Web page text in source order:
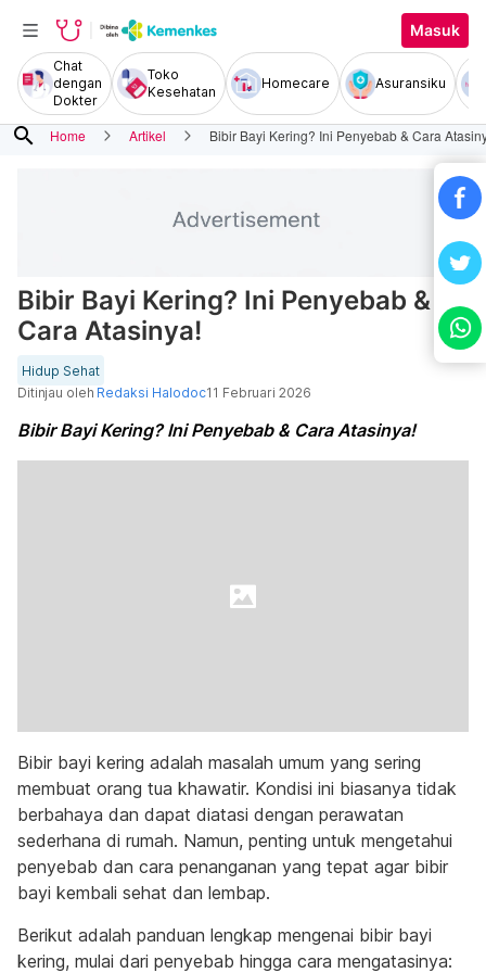
Masuk
Chat
dengan
Dokter
Toko
Kesehatan
Homecare Asuransiku
search Home Artikel Bibir Bayi Kering? Ini Penyebab & Cara
Bibir Bayi Kering? Ini Penyebab &
Cara Atasinya!
Hidup Sehat
Ditinjau oleh Redaksi Halodoc11 Februari 2026
Bibir Bayi Kering? Ini Penyebab & Cara Atasinya!
Bibir bayi kering adalah masalah umum yang sering
membuat orang tua khawatir. Kondisi ini biasanya tidak
berbahaya dan dapat diatasi dengan perawatan
sederhana di rumah. Namun, penting untuk mengetahui
penyebab dan cara penanganan yang tepat agar bibir
bayi kembali sehat dan lembap.
Berikut adalah panduan lengkap mengenai bibir bayi
kering, mulai dari penyebab hingga cara mengatasinya: